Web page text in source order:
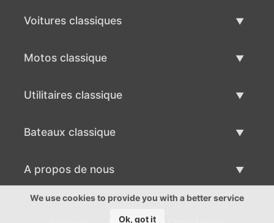
Voitures classiques
Motos classique
Utilitaires classique
Bateaux classique
Vends bateau classique
A propos de nous
A propos de nous
We use cookies to provide you with a better service
Ok, got it